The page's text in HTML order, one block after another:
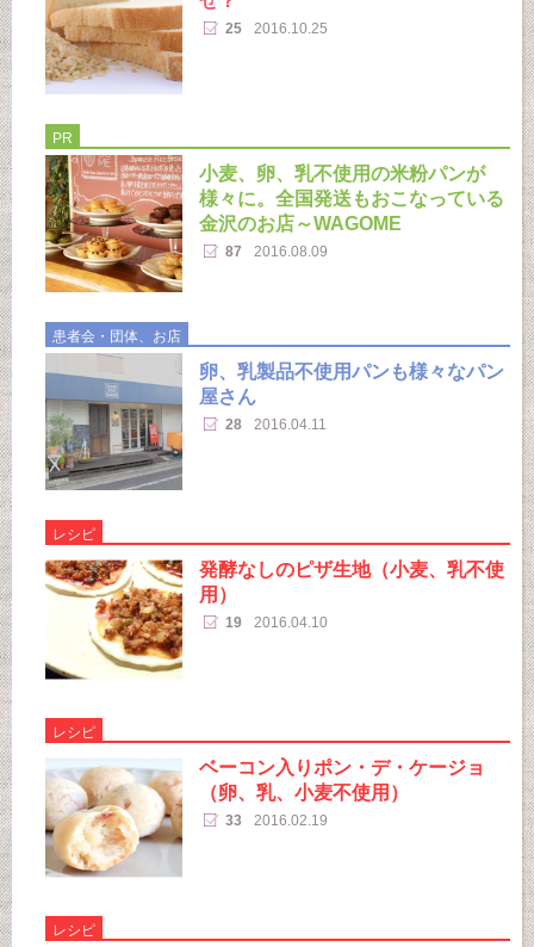
25 2016.10.25
PR
小麦、卵、乳不使用の米粉パンが
様々に。全国発送もおこなっている
金沢のお店～WAGOME
87 2016.08.09
患者会・団体、お店
卵、乳製品不使用パンも様々なパン
屋さん
28 2016.04.11
レシピ
発酵なしのピザ生地（小麦、乳不使
用）
19 2016.04.10
レシピ
ベーコン入りポン・デ・ケージョ
（卵、乳、小麦不使用）
33 2016.02.19
レシピ